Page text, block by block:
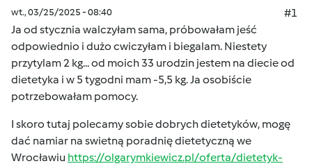
wt., 03/25/2025 - 08:40
#1
Ja od stycznia walczyłam sama, próbowałam jeść
odpowiednio i dużo cwiczyłam i biegalam. Niestety
przytylam 2 kg... od moich 33 urodzin jestem na diecie od
dietetyka i w 5 tygodni mam -5,5 kg. Ja osobiście
potrzebowałam pomocy.
I skoro tutaj polecamy sobie dobrych dietetyków, mogę
dać namiar na swietną poradnię dietetyczną we
Wrocławiu https://olgarymkiewicz.pl/oferta/dietetyk-